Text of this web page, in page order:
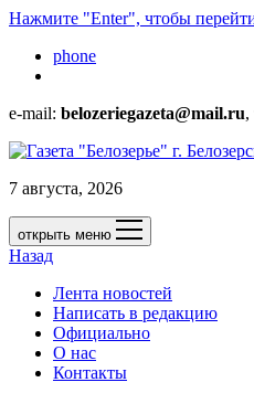
Нажмите "Enter", чтобы
phone
e-mail: belozeriegazeta@mail.ru,
7 августа, 2026
открыть меню
Назад
Лента новостей
Написать в редакцию
Официально
О нас
Контакты